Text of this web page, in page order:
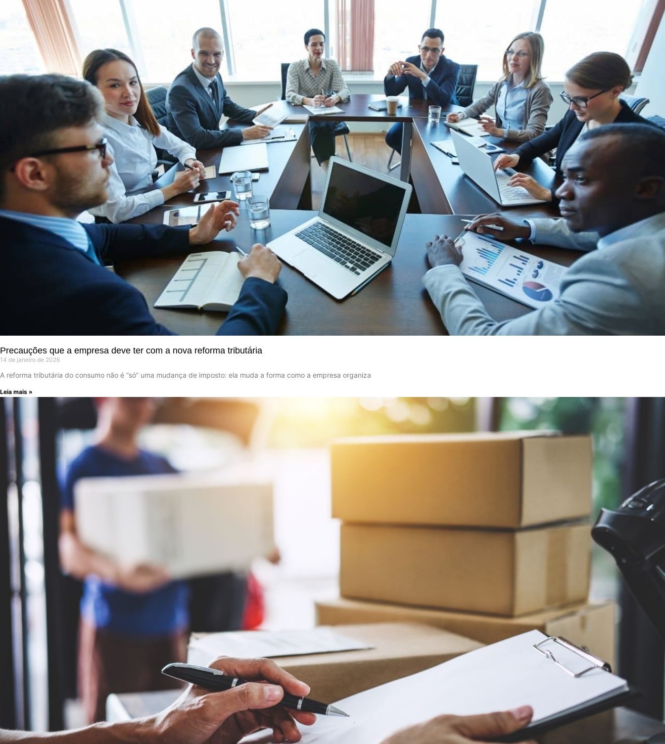
Precauções que a empresa deve ter com a nova reforma tributária
14 de janeiro de 2026
A reforma tributária do consumo não é “só” uma mudança de imposto: ela muda a forma como a empresa organiza
Leia mais »